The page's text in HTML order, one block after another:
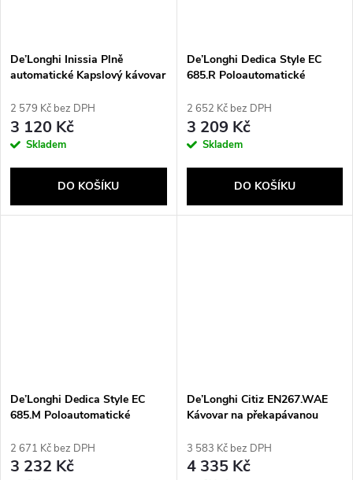
De’Longhi Inissia Plně
automatické Kapslový kávovar
2 579 Kč bez DPH
3 120 Kč
Skladem
DO KOŠÍKU
De’Longhi Dedica Style EC
685.R Poloautomatické
2 652 Kč bez DPH
3 209 Kč
Skladem
DO KOŠÍKU
De’Longhi Dedica Style EC
685.M Poloautomatické
2 671 Kč bez DPH
3 232 Kč
De’Longhi Citiz EN267.WAE
Kávovar na překapávanou
3 583 Kč bez DPH
4 335 Kč